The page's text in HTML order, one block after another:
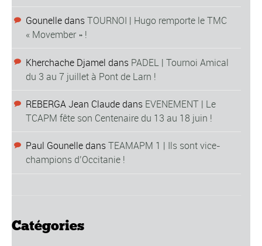
Gounelle dansTOURNOI | Hugo remporte le TMC
« Movember » !
Kherchache Djamel dans PADEL | Tournoi Amical
du 3 au 7 juillet à Pont de Larn !
REBERGA Jean Claude dans EVENEMENT | Le
TCAPM fête son Centenaire du 13 au 18 juin !
Paul Gounelle dansTEAMAPM 1 | Ils sont vice-
champions d’Occitanie !
Catégories